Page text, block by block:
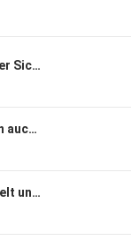
neues
OpenAi und Huggingface: Wenn der Sicherheitstest zum Sicherheitsvorfall wird
Widerstand gegen Rechenzentren auch in der Schweiz
USA sperren KI-Modelle für die Welt und China liefert die Antwort gratis nach